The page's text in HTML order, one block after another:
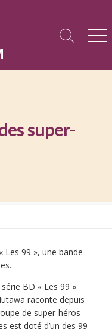
Search
super-
Les 99 », une bande
BD « Les 99 »
raconte depuis
de super-héros
est doté d’un des 99